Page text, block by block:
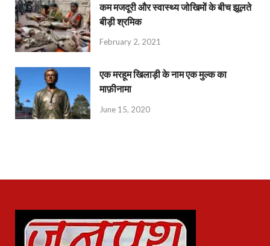
कम मजदूरी और स्वास्थ्य जोखिमों के बीच झूलते
बीड़ी श्रमिक
February 2, 2021
एक मरहूम खिलाड़ी के नाम एक मुल्क का
माफ़ीनामा
June 15, 2020